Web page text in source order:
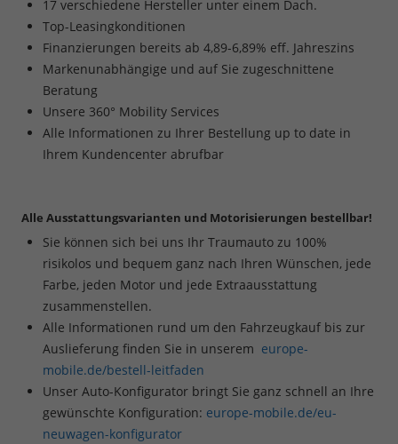
17 verschiedene Hersteller unter einem Dach.
Top-Leasingkonditionen
Finanzierungen bereits ab 4,89-6,89% eff. Jahreszins
Markenunabhängige und auf Sie zugeschnittene
Beratung
Unsere 360° Mobility Services
Alle Informationen zu Ihrer Bestellung up to date in
Ihrem Kundencenter abrufbar
Alle Ausstattungsvarianten und Motorisierungen bestellbar!
Sie können sich bei uns Ihr Traumauto zu 100%
risikolos und bequem ganz nach Ihren Wünschen, jede
Farbe, jeden Motor und jede Extraausstattung
zusammenstellen.
Alle Informationen rund um den Fahrzeugkauf bis zur
Auslieferung finden Sie in unserem europe-
mobile.de/bestell-leitfaden
Unser Auto-Konfigurator bringt Sie ganz schnell an Ihre
gewünschte Konfiguration: europe-mobile.de/eu-
neuwagen-konfigurator